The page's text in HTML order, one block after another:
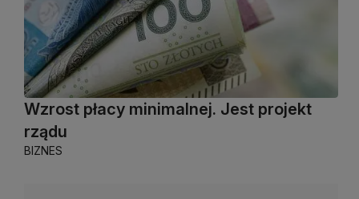
Wzrost płacy minimalnej. Jest projekt
rządu
BIZNES